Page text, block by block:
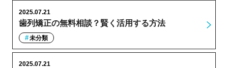
歯列矯正の無料相談？賢く活用する方法
2025.07.21
未分類
2025.07.21